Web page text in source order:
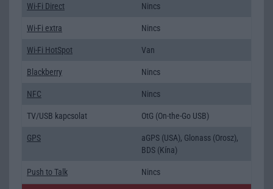
Wi-Fi Direct Nincs
Wi-Fi extra Nincs
Wi-Fi HotSpot Van
Blackberry Nincs
NFC Nincs
TV/USB kapcsolat OtG (On-the-Go USB)
GPS
aGPS (USA), Glonass (Orosz),
BDS (Kína)
Push to Talk Nincs